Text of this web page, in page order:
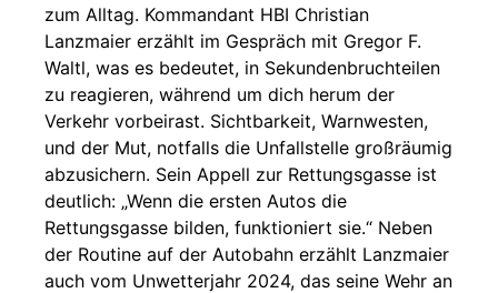
zum Alltag. Kommandant HBI Christian
Lanzmaier erzählt im Gespräch mit Gregor F.
Waltl, was es bedeutet, in Sekundenbruchteilen
zu reagieren, während um dich herum der
Verkehr vorbeirast. Sichtbarkeit, Warnwesten,
und der Mut, notfalls die Unfallstelle großräumig
abzusichern. Sein Appell zur Rettungsgasse ist
deutlich: „Wenn die ersten Autos die
Rettungsgasse bilden, funktioniert sie.“ Neben
der Routine auf der Autobahn erzählt Lanzmaier
auch vom Unwetterjahr 2024, das seine Wehr an